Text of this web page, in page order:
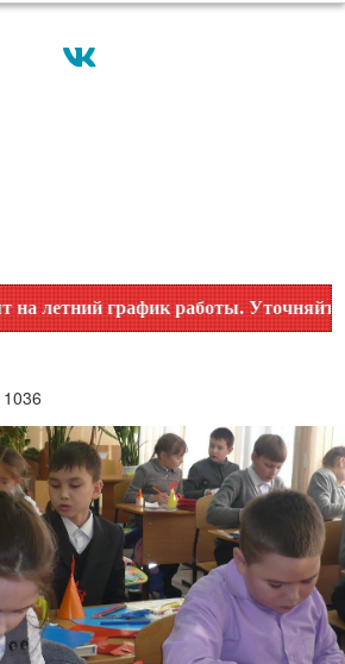
график работы. Уточняйте
1036